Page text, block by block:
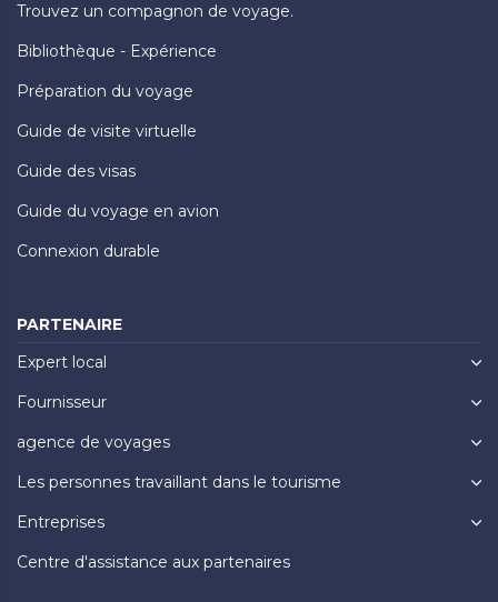
Trouvez un compagnon de voyage.
Bibliothèque - Expérience
Préparation du voyage
Guide de visite virtuelle
Guide des visas
Guide du voyage en avion
Connexion durable
PARTENAIRE
Expert local
Fournisseur
agence de voyages
Les personnes travaillant dans le tourisme
Entreprises
Centre d'assistance aux partenaires